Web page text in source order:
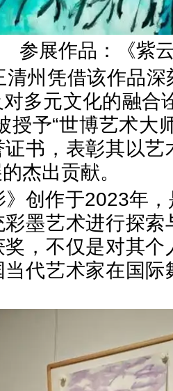
参展作品：《紫
清州凭借该作品
多元文化的融合
授予“世博艺术大
书，表彰其以
杰出贡献。
》创作于2023年
墨艺术进行探
，不仅是对其
代艺术家在国